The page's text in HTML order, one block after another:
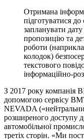
Отримана
підготуватися
запланувати дату
пропозицію та
роботи
колодок)
текстового
інформаційно-
З 2017 року компанія
допомогою сервісу
NEVADA
розширеного доступу
автомобільної
третіх сторін. «Ми